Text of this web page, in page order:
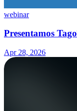
webinar
Presentamos
Apr 28, 2026